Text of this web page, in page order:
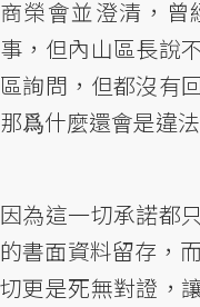
商榮會並澄清，
事，但內山區長說
區詢問，但都沒有
那爲什麼還會是違
因為這一切承諾都
的書面資料留存，
切更是死無對證，